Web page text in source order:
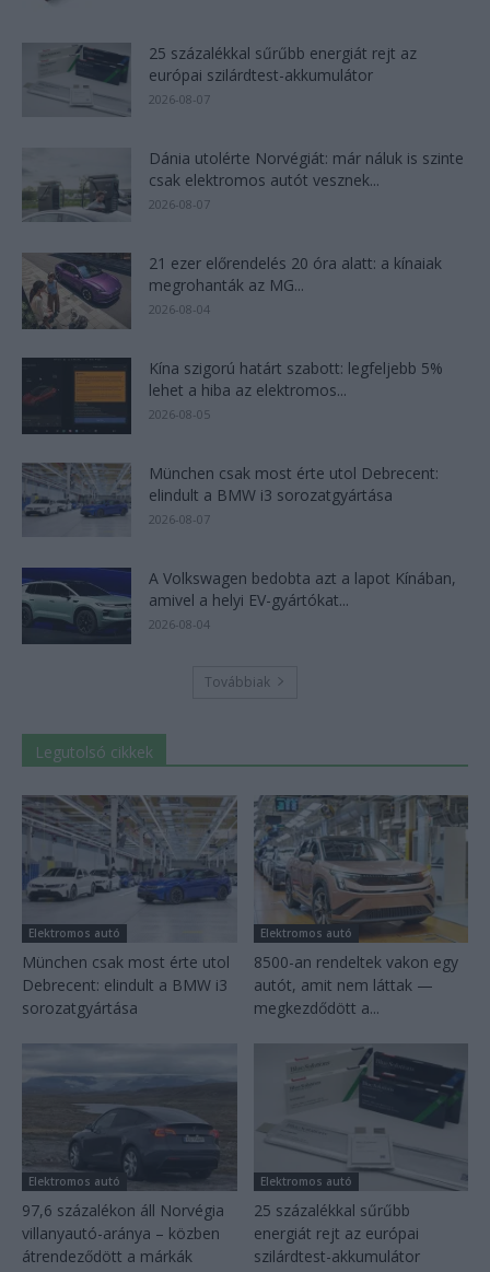
25 százalékkal sűrűbb energiát rejt az
európai szilárdtest-akkumulátor
2026-08-07
Dánia utolérte Norvégiát: már náluk is szinte
csak elektromos autót vesznek...
2026-08-07
21 ezer előrendelés 20 óra alatt: a kínaiak
megrohanták az MG...
2026-08-04
Kína szigorú határt szabott: legfeljebb 5%
lehet a hiba az elektromos...
2026-08-05
München csak most érte utol Debrecent:
elindult a BMW i3 sorozatgyártása
2026-08-07
A Volkswagen bedobta azt a lapot Kínában,
amivel a helyi EV-gyártókat...
2026-08-04
Továbbiak
Legutolsó cikkek
Elektromos autó
München csak most érte utol
Debrecent: elindult a BMW i3
sorozatgyártása
Elektromos autó
8500-an rendeltek vakon egy
autót, amit nem láttak —
megkezdődött a...
Elektromos autó
97,6 százalékon áll Norvégia
villanyautó-aránya – közben
átrendeződött a márkák
Elektromos autó
25 százalékkal sűrűbb
energiát rejt az európai
szilárdtest-akkumulátor